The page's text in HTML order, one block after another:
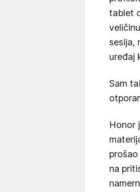
tablet
sesija,
uređaj
Sam
Honor
na